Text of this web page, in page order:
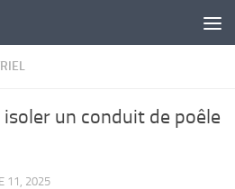
un conduit de poêle
11, 2025